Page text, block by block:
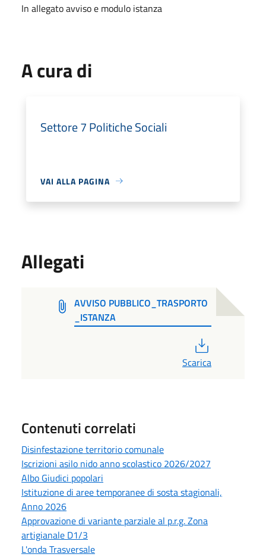
In allegato avviso e modulo istanza
A cura di
Settore 7 Politiche Sociali
VAI ALLA PAGINA
Allegati
AVVISO PUBBLICO_TRASPORTO
_ISTANZA
Scarica
Contenuti correlati
Disinfestazione territorio comunale
Iscrizioni asilo nido anno scolastico 2026/2027
Albo Giudici popolari
Istituzione di aree temporanee di sosta stagionali,
Anno 2026
Approvazione di variante parziale al p.r.g. Zona
artigianale D1/3
L'onda Trasversale